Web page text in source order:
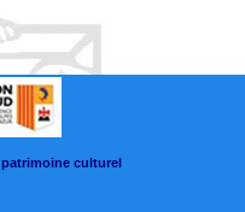
patrimoine culturel